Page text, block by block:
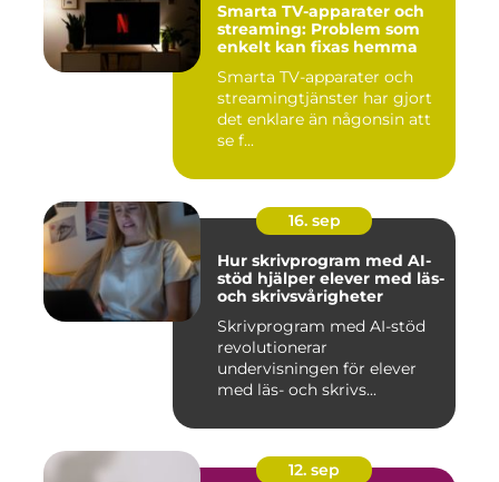
Smarta TV-apparater och
streaming: Problem som
enkelt kan fixas hemma
Smarta TV-apparater och
streamingtjänster har gjort
det enklare än någonsin att
se f...
16. sep
Hur skrivprogram med AI-
stöd hjälper elever med läs-
och skrivsvårigheter
Skrivprogram med AI-stöd
revolutionerar
undervisningen för elever
med läs- och skrivs...
12. sep